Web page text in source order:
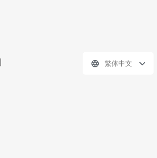
繁体中文